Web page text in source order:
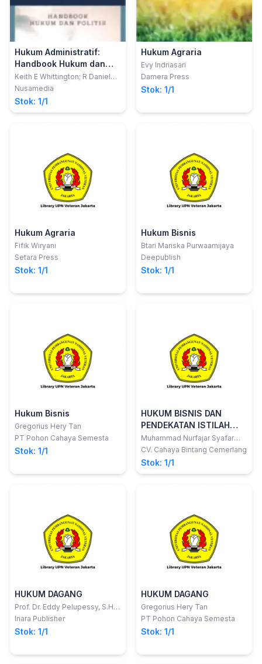
Hukum Administratif:
Handbook Hukum dan
Politik
Keith E Whittington; R Daniel
Kelemen; Gregory A Caldeira
Nusamedia
Stok: 1/1
Hukum Agraria
Evy Indriasari
Damera Press
Stok: 1/1
Hukum Agraria
Fifik Wiryani
Setara Press
Stok: 1/1
Hukum Bisnis
Btari Mariska Purwaamijaya
Deepublish
Stok: 1/1
Hukum Bisnis
Gregorius Hery Tan
PT Pohon Cahaya Semesta
Stok: 1/1
HUKUM BISNIS DAN
PENDEKATAN ISTILAH
HUKUM BISNIS
Muhammad Nurfajar Syafar
S.H. M.H.
CV. Cahaya Bintang Cemerlang
Stok: 1/1
HUKUM DAGANG
Prof. Dr. Eddy Pelupessy, S.H.,
M.Hum.
Inara Publisher
Stok: 1/1
HUKUM DAGANG
Gregorius Hery Tan
PT Pohon Cahaya Semesta
Stok: 1/1